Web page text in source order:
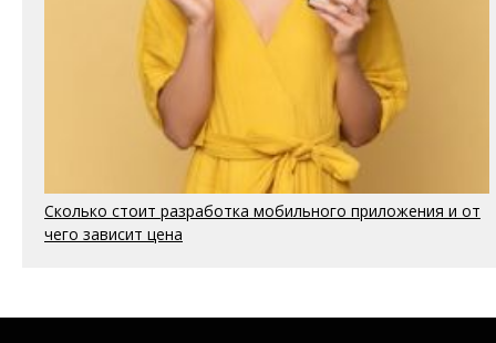
Сколько стоит разработка мобильного приложения и от
чего зависит цена